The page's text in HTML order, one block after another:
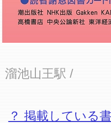
溜池山王駅 /
？ 掲載している